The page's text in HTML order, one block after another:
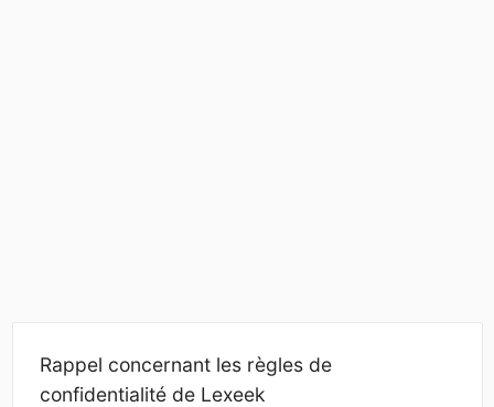
Rappel concernant les règles de
confidentialité de Lexeek